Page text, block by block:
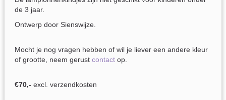
de 3 jaar.
Ontwerp door Sienswijze.
Mocht je nog vragen hebben of wil je liever een andere kleur
of grootte, neem gerust contactop.
€70,- excl. verzendkosten